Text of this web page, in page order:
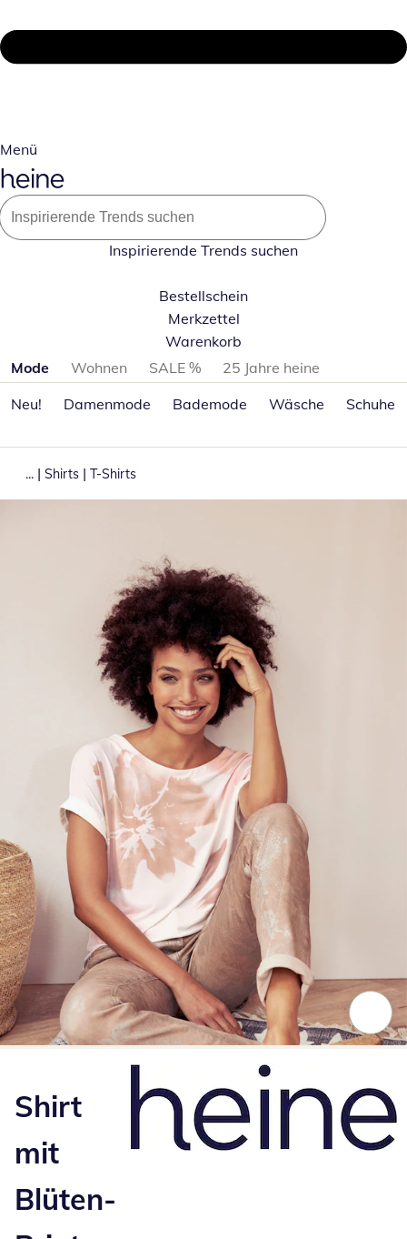
Menü
Inspirierende Trends suchen
Bestellschein
Merkzettel
Warenkorb
Produktkategorien überspringen
Mode Wohnen SALE %
25 Jahre heine
Neu!
Damenmode Bademode Wäsche Schuhe
... | Shirts | T-Shirts
Shirt
mit
Blüten-